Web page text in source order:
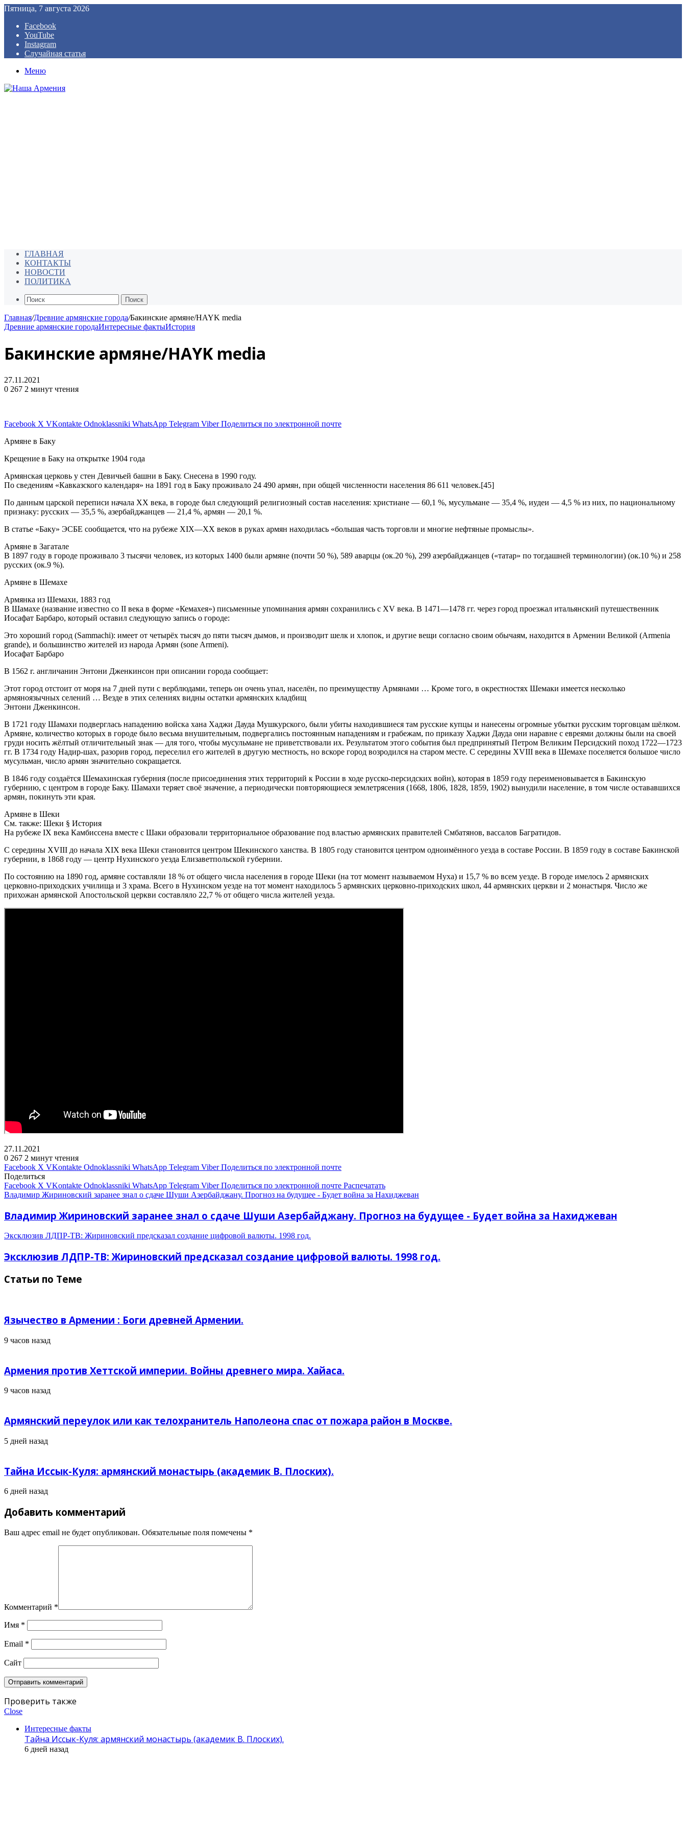
Пятница, 7 августа 2026
Facebook
YouTube
Instagram
Случайная статья
Меню
ГЛАВНАЯ
КОНТАКТЫ
НОВОСТИ
ПОЛИТИКА
Поиск
Главная/Древние армянские города/Бакинские армяне/HAYK media
Древние армянские городаИнтересные фактыИстория
Бакинские армяне/HAYK media
27.11.2021
0 267 2 минут чтения
Facebook X VKontakte Odnoklassniki WhatsApp Telegram Viber Поделиться по электронной почте
Армяне в Баку
Крещение в Баку на открытке 1904 года
Армянская церковь у стен Девичьей башни в Баку. Снесена в 1990 году.
По сведениям «Кавказского календаря» на 1891 год в Баку проживало 24 490 армян, при общей численности населения 86 611 человек.[45]
По данным царской переписи начала XX века, в городе был следующий религиозный состав населения: христиане — 60,1 %, мусульмане — 35,4 %, иудеи — 4,5 % из них, по национальному
признаку: русских — 35,5 %, азербайджанцев — 21,4 %, армян — 20,1 %.
В статье «Баку» ЭСБЕ сообщается, что на рубеже XIX—XX веков в руках армян находилась «большая часть торговли и многие нефтяные промыслы».
Армяне в Загатале
В 1897 году в городе проживало 3 тысячи человек, из которых 1400 были армяне (почти 50 %), 589 аварцы (ок.20 %), 299 азербайджанцев («татар» по тогдашней терминологии) (ок.10 %) и 258
русских (ок.9 %).
Армяне в Шемахе
Армянка из Шемахи, 1883 год
В Шамахе (название известно со II века в форме «Кемахея») письменные упоминания армян сохранились с XV века. В 1471—1478 гг. через город проезжал итальянский путешественник
Иосафат Барбаро, который оставил следующую запись о городе:
Это хороший город (Sammachi): имеет от четырёх тысяч до пяти тысяч дымов, и производит шелк и хлопок, и другие вещи согласно своим обычаям, находится в Армении Великой (Armenia
grande), и большинство жителей из народа Армян (sone Armeni).
Иосафат Барбаро
В 1562 г. англичанин Энтони Дженкинсон при описании города сообщает:
Этот город отстоит от моря на 7 дней пути с верблюдами, теперь он очень упал, населён, по преимуществу Армянами … Кроме того, в окрестностях Шемаки имеется несколько
армяноязычных селений … Везде в этих селениях видны остатки армянских кладбищ
Энтони Дженкинсон.
В 1721 году Шамахи подверглась нападению войска хана Хаджи Дауда Мушкурского, были убиты находившиеся там русские купцы и нанесены огромные убытки русским торговцам шёлком.
Армяне, количество которых в городе было весьма внушительным, подвергались постоянным нападениям и грабежам, по приказу Хаджи Дауда они наравне с евреями должны были на своей
груди носить жёлтый отличительный знак — для того, чтобы мусульмане не приветствовали их. Результатом этого события был предпринятый Петром Великим Персидский поход 1722—1723
гг. В 1734 году Надир-шах, разорив город, переселил его жителей в другую местность, но вскоре город возродился на старом месте. С середины XVIII века в Шемахе поселяется большое число
мусульман, число армян значительно сокращается.
В 1846 году создаётся Шемахинская губерния (после присоединения этих территорий к России в ходе русско-персидских войн), которая в 1859 году переименовывается в Бакинскую
губернию, с центром в городе Баку. Шамахи теряет своё значение, а периодически повторяющиеся землетрясения (1668, 1806, 1828, 1859, 1902) вынудили население, в том числе остававшихся
армян, покинуть эти края.
Армяне в Шеки
См. также: Шеки § История
На рубеже IX века Камбиссена вместе с Шаки образовали территориальное образование под властью армянских правителей Смбатянов, вассалов Багратидов.
С середины XVIII до начала XIX века Шеки становится центром Шекинского ханства. В 1805 году становится центром одноимённого уезда в составе России. В 1859 году в составе Бакинской
губернии, в 1868 году — центр Нухинского уезда Елизаветпольской губернии.
По состоянию на 1890 год, армяне составляли 18 % от общего числа населения в городе Шеки (на тот момент называемом Нуха) и 15,7 % во всем уезде. В городе имелось 2 армянских
церковно-приходских училища и 3 храма. Всего в Нухинском уезде на тот момент находилось 5 армянских церковно-приходских школ, 44 армянских церкви и 2 монастыря. Число же
прихожан армянской Апостольской церкви составляло 22,7 % от общего числа жителей уезда.
27.11.2021
0 267 2 минут чтения
Facebook X VKontakte Odnoklassniki WhatsApp Telegram Viber Поделиться по электронной почте
Поделиться
Facebook X VKontakte Odnoklassniki WhatsApp Telegram Viber Поделиться по электронной почте Распечатать
Владимир Жириновский заранее знал о сдаче Шуши Азербайджану. Прогноз на будущее - Будет война за Нахиджеван
Владимир Жириновский заранее знал о сдаче Шуши Азербайджану. Прогноз на будущее - Будет война за Нахиджеван
Эксклюзив ЛДПР-ТВ: Жириновский предсказал создание цифровой валюты. 1998 год.
Эксклюзив ЛДПР-ТВ: Жириновский предсказал создание цифровой валюты. 1998 год.
Статьи по Теме
Язычество в Армении : Боги древней Армении.
9 часов назад
Армения против Хеттской империи. Войны древнего мира. Хайаса.
9 часов назад
Армянский переулок или как телохранитель Наполеона спас от пожара район в Москве.
5 дней назад
Тайна Иссык-Куля: армянский монастырь (академик В. Плоских).
6 дней назад
Добавить комментарий
Ваш адрес email не будет опубликован. Обязательные поля помечены *
Комментарий *
Имя *
Email *
Сайт
Проверить также
Close
Интересные факты
Тайна Иссык-Куля: армянский монастырь (академик В. Плоских).
6 дней назад